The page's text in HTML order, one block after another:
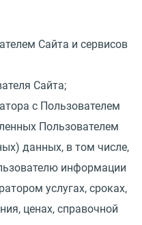
Сайта и сервисов
Сайта;
с Пользователем
Пользователем
данных, в том числе,
информации
услугах, сроках,
ценах, справочной